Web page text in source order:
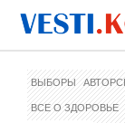
ВЫБОРЫ
ВСЕ О ЗДОРОВЬЕ